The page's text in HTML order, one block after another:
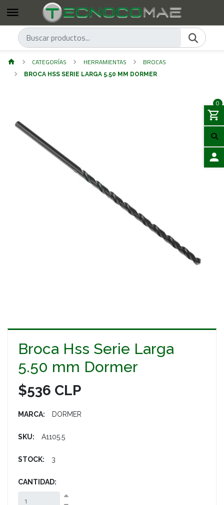
0
CATEGORÍAS HERRAMIENTAS BROCAS
BROCA HSS SERIE LARGA 5.50 MM DORMER
Broca Hss Serie Larga
5.50 mm Dormer
$536 CLP
MARCA: DORMER
SKU: A1105.5
STOCK: 3
CANTIDAD: